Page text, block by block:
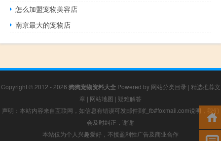
怎么加盟宠物美容店
南京最大的宠物店
Copyright © 2012 - 2026 狗狗宠物资料大全Powered by 网站分类目录 | 精选推荐文
章 | 网站地图 | 疑难解答
声明：本站内容来自互联网，如信息有错误可发邮件到f_fb#foxmail.com说明，我们
会及时纠正，谢谢
本站仅为个人兴趣爱好，不接盈利性广告及商业合作